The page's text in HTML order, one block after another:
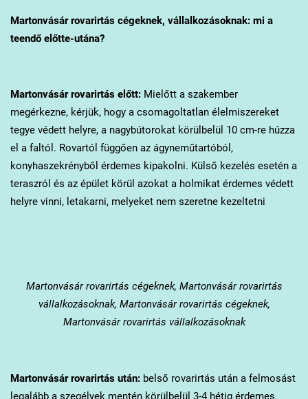
Martonvásárrovarirtás cégeknek, vállalkozásoknak: mi a
teendő előtte-utána?
Martonvásárrovarirtás előtt:Mielőtt a szakember
megérkezne, kérjük, hogy a csomagoltatlan élelmiszereket
tegye védett helyre, a nagybútorokat körülbelül 10 cm-re húzza
el a faltól. Rovartól függően az ágyneműtartóból,
konyhaszekrényből érdemes kipakolni. Külső kezelés esetén a
teraszról és az épület körül azokat a holmikat érdemes védett
helyre vinni, letakarni, melyeket nem szeretne kezeltetni
Martonvásárrovarirtás cégeknek, Martonvásár rovarirtás
vállalkozásoknak, Martonvásár rovarirtás cégeknek,
Martonvásár rovarirtás vállalkozásoknak
Martonvásárrovarirtás után:belső rovarirtás után a felmosást
legalább a szegélyek mentén körülbelül 3-4 hétig érdemes